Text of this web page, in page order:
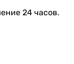
24 часов.